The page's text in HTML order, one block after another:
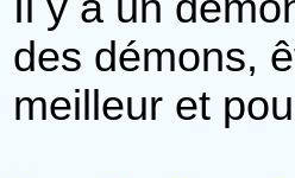
des démons,
meilleur et